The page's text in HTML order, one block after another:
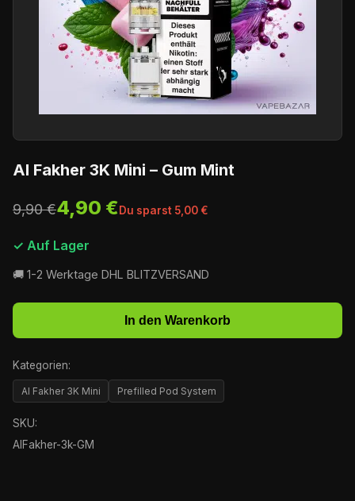
Al Fakher 3K Mini – Gum Mint
9,90 €4,90 €Du sparst 5,00 €
✓ Auf Lager
🚚 1-2 Werktage DHL BLITZVERSAND
In den Warenkorb
Kategorien:
Al Fakher 3K Mini Prefilled Pod System
SKU:
AlFakher-3k-GM